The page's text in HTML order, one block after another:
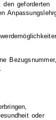
geforderten
oder